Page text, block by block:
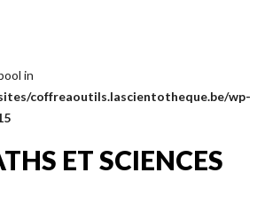
in
coffreaoutils.lascientotheque.be/wp-
ET SCIENCES